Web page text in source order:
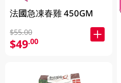
法國急凍春雞 450GM
$55.00
$49.00